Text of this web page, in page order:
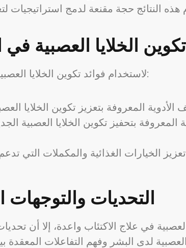
الخلايا العصبية
لاستخدام فوائد تكوين الخلايا العصبية في علاج الاكتئاب، يمكن استخدام العديد من الاستراتيجيات:
بتحفيز تكوين الخلايا العصبية
تعزيز الخيارات الغذائية والمكملات التي
التحديات والتوجهات
في علاج الاكتئاب واعدة، إلا أن
لدى البشر وفهم التفاعلات المعقدة